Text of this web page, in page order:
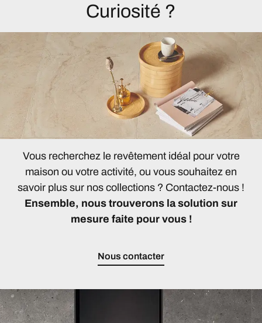
Curiosité ?
Vous recherchez le revêtement idéal pour votre
maison ou votre activité, ou vous souhaitez en
savoir plus sur nos collections ? Contactez-nous !
Ensemble, nous trouverons la solution sur
mesure faite pour vous !
Nous contacter